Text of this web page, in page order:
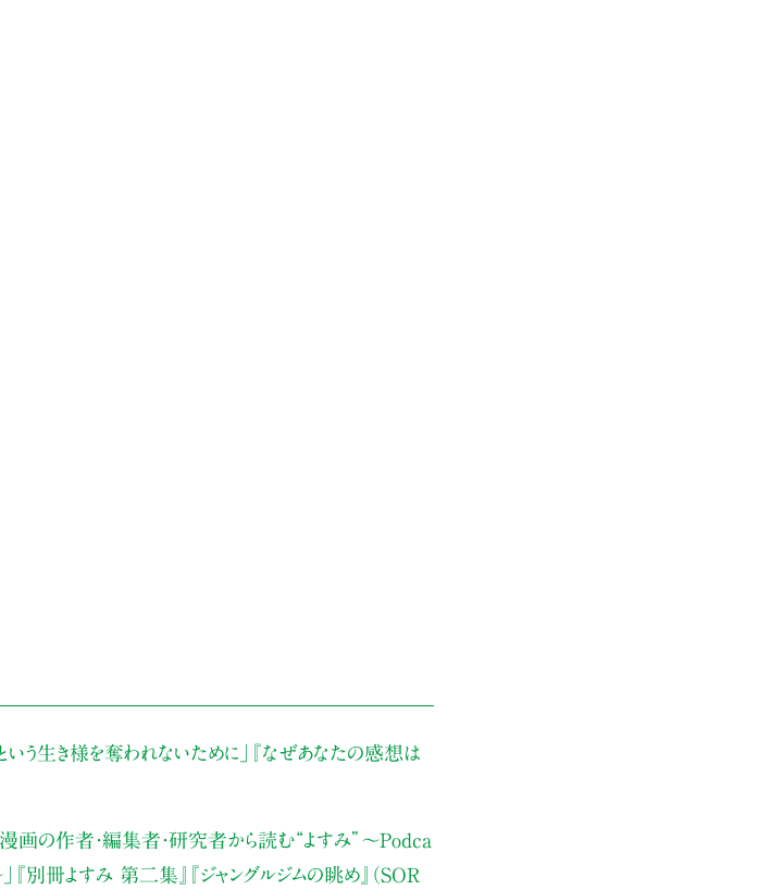
う生き様を奪われないために」
『なぜあなたの感想は
画の作者・編集者・研究者から読む“よすみ” 〜Podca
『別冊よすみ 第二集』『ジャングルジムの眺め』（SOR